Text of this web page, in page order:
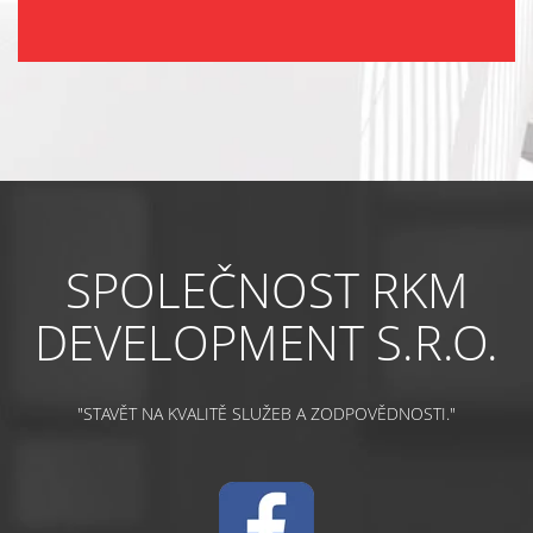
SPOLEČNOST RKM
DEVELOPMENT S.R.O.
"STAVĚT NA KVALITĚ SLUŽEB A ZODPOVĚDNOSTI."